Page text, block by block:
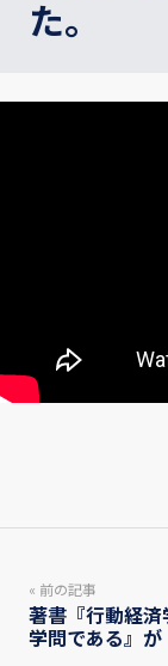
た。
« 前の記事
著書『行動経
学問である』